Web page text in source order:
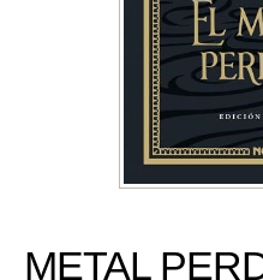
METAL